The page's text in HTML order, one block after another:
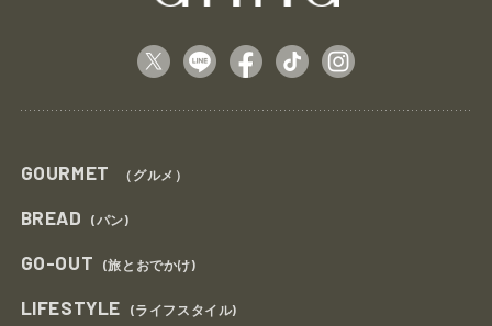
GOURMET （グルメ）
BREAD (パン)
GO-OUT (旅とおでかけ)
LIFESTYLE (ライフスタイル)